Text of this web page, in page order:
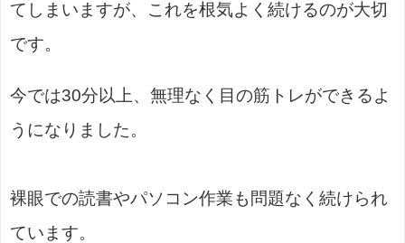
てしまいますが、これを根気よく続けるのが大切
です。
今では30分以上、無理なく目の筋トレができるよ
うになりました。
裸眼での読書やパソコン作業も問題なく続けられ
ています。